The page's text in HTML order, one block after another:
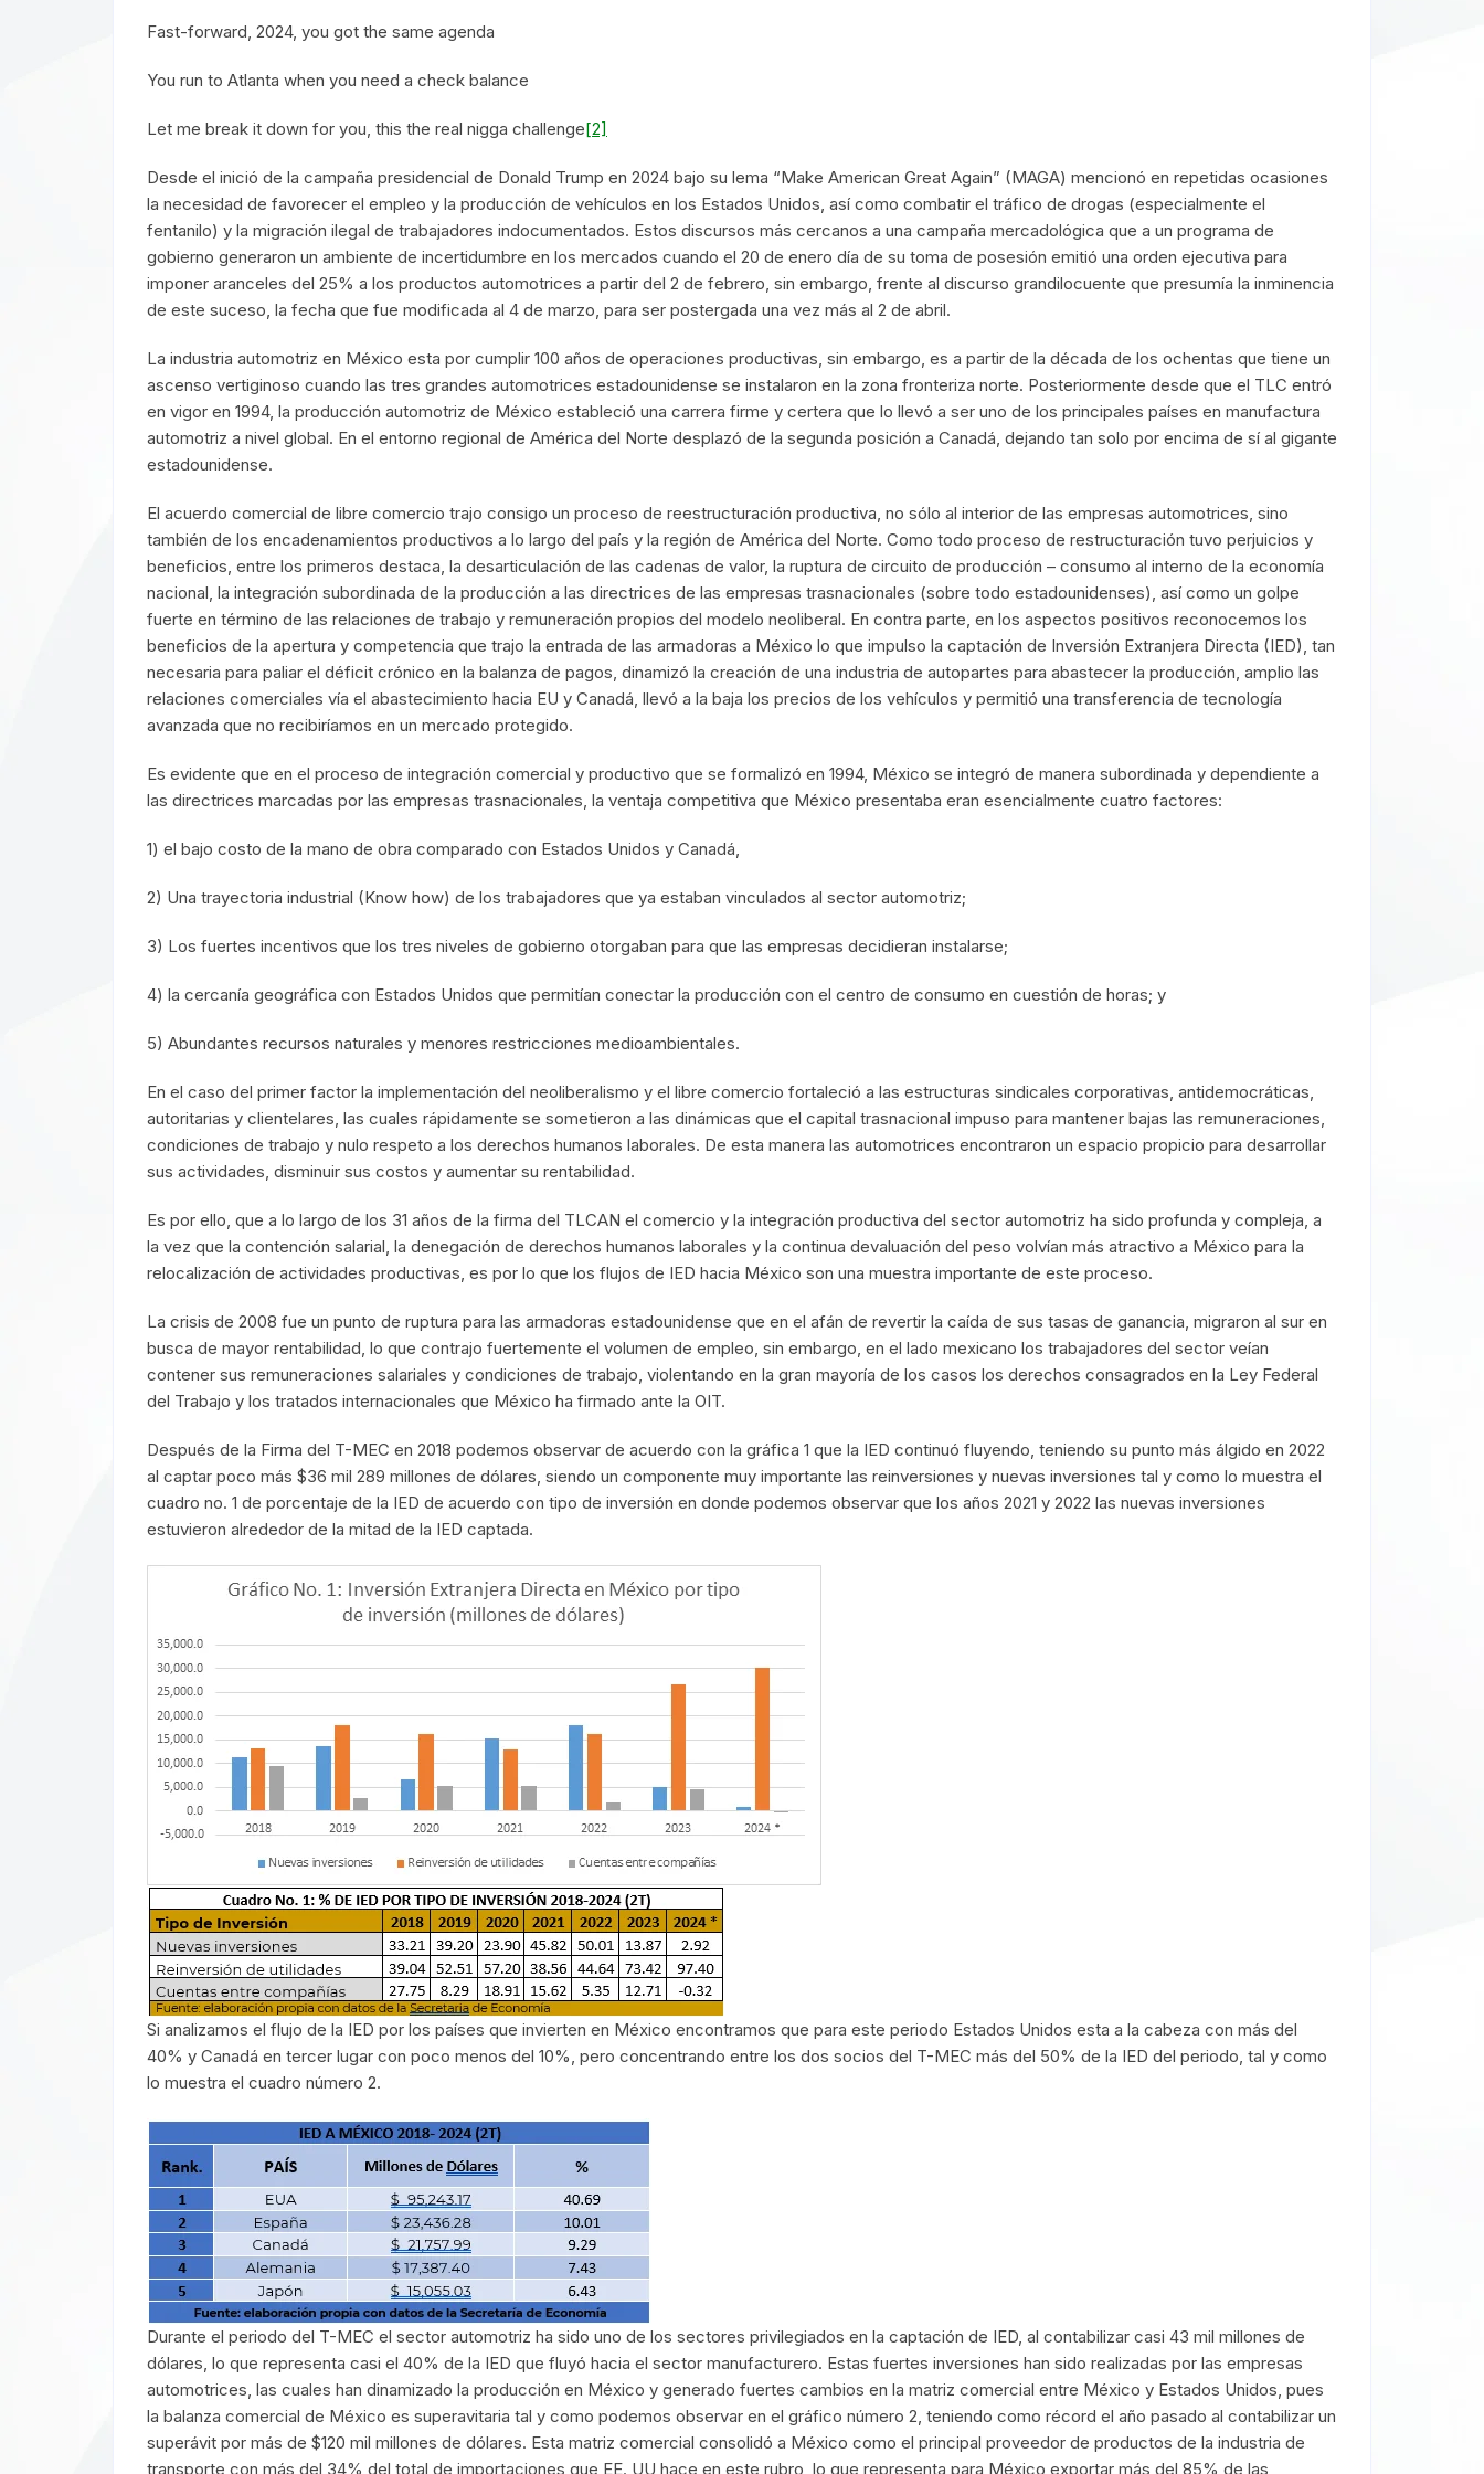
Fast-forward, 2024, you got the same agenda
You run to Atlanta when you need a check balance
Let me break it down for you, this the real nigga challenge[2]
Desde el inició de la campaña presidencial de Donald Trump en 2024 bajo su lema “Make American Great Again” (MAGA) mencionó en repetidas ocasiones
la necesidad de favorecer el empleo y la producción de vehículos en los Estados Unidos, así como combatir el tráfico de drogas (especialmente el
fentanilo) y la migración ilegal de trabajadores indocumentados. Estos discursos más cercanos a una campaña mercadológica que a un programa de
gobierno generaron un ambiente de incertidumbre en los mercados cuando el 20 de enero día de su toma de posesión emitió una orden ejecutiva para
imponer aranceles del 25% a los productos automotrices a partir del 2 de febrero, sin embargo, frente al discurso grandilocuente que presumía la inminencia
de este suceso, la fecha que fue modificada al 4 de marzo, para ser postergada una vez más al 2 de abril.
La industria automotriz en México esta por cumplir 100 años de operaciones productivas, sin embargo, es a partir de la década de los ochentas que tiene un
ascenso vertiginoso cuando las tres grandes automotrices estadounidense se instalaron en la zona fronteriza norte. Posteriormente desde que el TLC entró
en vigor en 1994, la producción automotriz de México estableció una carrera firme y certera que lo llevó a ser uno de los principales países en manufactura
automotriz a nivel global. En el entorno regional de América del Norte desplazó de la segunda posición a Canadá, dejando tan solo por encima de sí al gigante
estadounidense.
El acuerdo comercial de libre comercio trajo consigo un proceso de reestructuración productiva, no sólo al interior de las empresas automotrices, sino
también de los encadenamientos productivos a lo largo del país y la región de América del Norte. Como todo proceso de restructuración tuvo perjuicios y
beneficios, entre los primeros destaca, la desarticulación de las cadenas de valor, la ruptura de circuito de producción – consumo al interno de la economía
nacional, la integración subordinada de la producción a las directrices de las empresas trasnacionales (sobre todo estadounidenses), así como un golpe
fuerte en término de las relaciones de trabajo y remuneración propios del modelo neoliberal. En contra parte, en los aspectos positivos reconocemos los
beneficios de la apertura y competencia que trajo la entrada de las armadoras a México lo que impulso la captación de Inversión Extranjera Directa (IED), tan
necesaria para paliar el déficit crónico en la balanza de pagos, dinamizó la creación de una industria de autopartes para abastecer la producción, amplio las
relaciones comerciales vía el abastecimiento hacia EU y Canadá, llevó a la baja los precios de los vehículos y permitió una transferencia de tecnología
avanzada que no recibiríamos en un mercado protegido.
Es evidente que en el proceso de integración comercial y productivo que se formalizó en 1994, México se integró de manera subordinada y dependiente a
las directrices marcadas por las empresas trasnacionales, la ventaja competitiva que México presentaba eran esencialmente cuatro factores:
1) el bajo costo de la mano de obra comparado con Estados Unidos y Canadá,
2) Una trayectoria industrial (Know how) de los trabajadores que ya estaban vinculados al sector automotriz;
3) Los fuertes incentivos que los tres niveles de gobierno otorgaban para que las empresas decidieran instalarse;
4) la cercanía geográfica con Estados Unidos que permitían conectar la producción con el centro de consumo en cuestión de horas; y
5) Abundantes recursos naturales y menores restricciones medioambientales.
En el caso del primer factor la implementación del neoliberalismo y el libre comercio fortaleció a las estructuras sindicales corporativas, antidemocráticas,
autoritarias y clientelares, las cuales rápidamente se sometieron a las dinámicas que el capital trasnacional impuso para mantener bajas las remuneraciones,
condiciones de trabajo y nulo respeto a los derechos humanos laborales. De esta manera las automotrices encontraron un espacio propicio para desarrollar
sus actividades, disminuir sus costos y aumentar su rentabilidad.
Es por ello, que a lo largo de los 31 años de la firma del TLCAN el comercio y la integración productiva del sector automotriz ha sido profunda y compleja, a
la vez que la contención salarial, la denegación de derechos humanos laborales y la continua devaluación del peso volvían más atractivo a México para la
relocalización de actividades productivas, es por lo que los flujos de IED hacia México son una muestra importante de este proceso.
La crisis de 2008 fue un punto de ruptura para las armadoras estadounidense que en el afán de revertir la caída de sus tasas de ganancia, migraron al sur en
busca de mayor rentabilidad, lo que contrajo fuertemente el volumen de empleo, sin embargo, en el lado mexicano los trabajadores del sector veían
contener sus remuneraciones salariales y condiciones de trabajo, violentando en la gran mayoría de los casos los derechos consagrados en la Ley Federal
del Trabajo y los tratados internacionales que México ha firmado ante la OIT.
Después de la Firma del T-MEC en 2018 podemos observar de acuerdo con la gráfica 1 que la IED continuó fluyendo, teniendo su punto más álgido en 2022
al captar poco más $36 mil 289 millones de dólares, siendo un componente muy importante las reinversiones y nuevas inversiones tal y como lo muestra el
cuadro no. 1 de porcentaje de la IED de acuerdo con tipo de inversión en donde podemos observar que los años 2021 y 2022 las nuevas inversiones
estuvieron alrededor de la mitad de la IED captada.
Si analizamos el flujo de la IED por los países que invierten en México encontramos que para este periodo Estados Unidos esta a la cabeza con más del
40% y Canadá en tercer lugar con poco menos del 10%, pero concentrando entre los dos socios del T-MEC más del 50% de la IED del periodo, tal y como
lo muestra el cuadro número 2.
Durante el periodo del T-MEC el sector automotriz ha sido uno de los sectores privilegiados en la captación de IED, al contabilizar casi 43 mil millones de
dólares, lo que representa casi el 40% de la IED que fluyó hacia el sector manufacturero. Estas fuertes inversiones han sido realizadas por las empresas
automotrices, las cuales han dinamizado la producción en México y generado fuertes cambios en la matriz comercial entre México y Estados Unidos, pues
la balanza comercial de México es superavitaria tal y como podemos observar en el gráfico número 2, teniendo como récord el año pasado al contabilizar un
superávit por más de $120 mil millones de dólares. Esta matriz comercial consolidó a México como el principal proveedor de productos de la industria de
transporte con más del 34% del total de importaciones que EE. UU hace en este rubro, lo que representa para México exportar más del 85% de las